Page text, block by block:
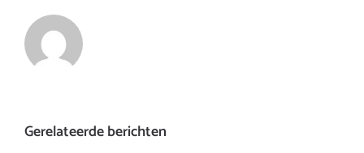
Gerelateerde berichten